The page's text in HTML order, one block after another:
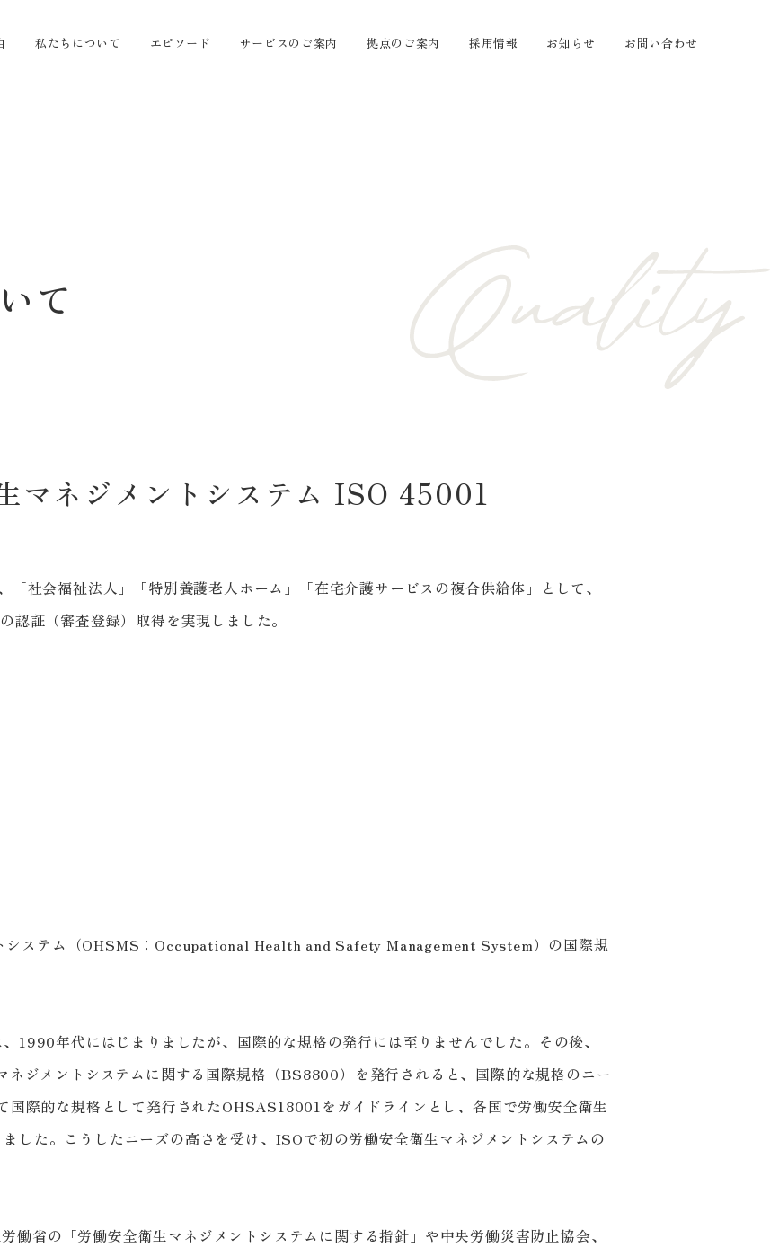
私たちについて エピソード サービスのご案内 拠点のご案内 採用情報 お知らせ お問い合わせ
て
マネジメントシステム ISO 45001
「社会福祉法人」「特別養護老人ホーム」「在宅介護サービスの複合供給体」として、
証（審査登録）取得を実現しました。
ステム（OHSMS：Occupational Health and Safety Management System）の国際規
1990年代にはじまりましたが、国際的な規格の発行には至りませんでした。その後、
ジメントシステムに関する国際規格（BS8800）を発行されると、国際的な規格のニー
際的な規格として発行されたOHSAS18001をガイドラインとし、各国で労働安全衛生
した。こうしたニーズの高さを受け、ISOで初の労働安全衛生マネジメントシステムの
働省の「労働安全衛生マネジメントシステムに関する指針」や中央労働災害防止協会、